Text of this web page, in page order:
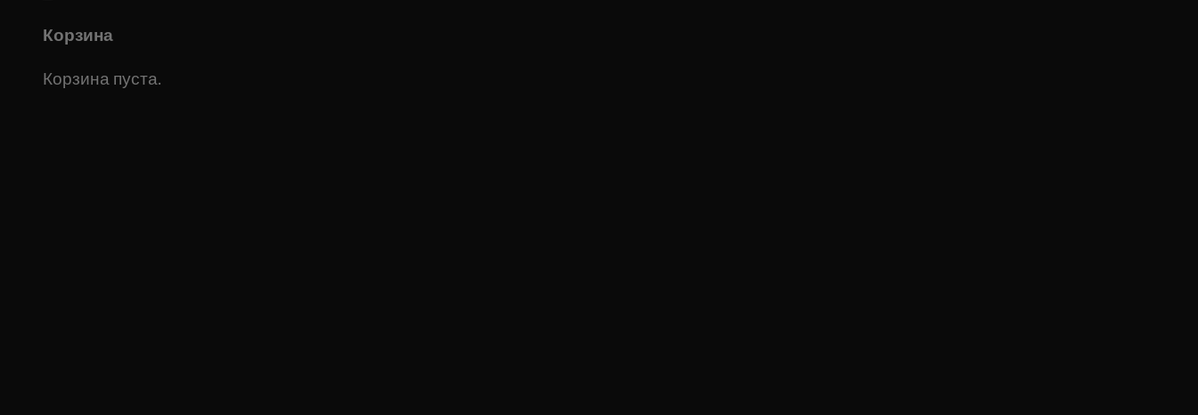
Корзина
Корзина пуста.